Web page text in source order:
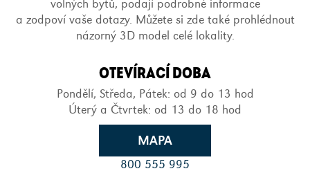
volných bytů, podají podrobné informace
a zodpoví vaše dotazy. Můžete si zde také prohlédnout
názorný 3D model celé lokality.
OTEVÍRACÍ DOBA
Pondělí, Středa, Pátek: od 9 do 13 hod
Úterý a Čtvrtek: od 13 do 18 hod
MAPA
800 555 995